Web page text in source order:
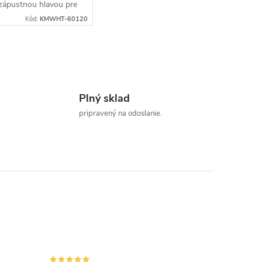
hlavou pre
drevené diely a
Kód:KMWHT-60120
Plný sklad
pripravený na odoslanie.